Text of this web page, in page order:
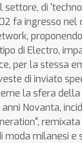
di
fa ingresso nel
di Electro,
per la stessa
di inviato
la sfera
Novanta,
milanesi e